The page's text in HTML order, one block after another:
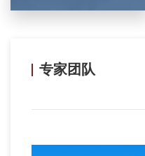
专家团队